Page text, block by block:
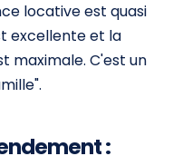
locative est quasi
excellente et la
maximale. C'est un
: